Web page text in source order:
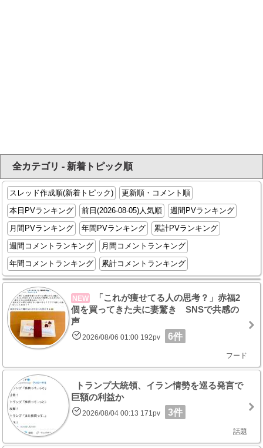
全カテゴリ - 新着トピック順
スレッド作成順(新着トピック)
更新順・コメント順
本日PVランキング
前日(2026-08-05)人気順
週間PVランキング
月間PVランキング
年間PVランキング
累計PVランキング
週間コメントランキング
月間コメントランキング
年間コメントランキング
累計コメントランキング
NEW
「これが痩せてる人の思考？」赤福2
個を買ってきた夫に妻驚き SNSで共感の
声
2026/08/06 01:00 192pv 6件
フード
トランプ大統領、イラン情勢を巡る発言で
巨額の利益か
2026/08/04 00:13 171pv 3件
話題